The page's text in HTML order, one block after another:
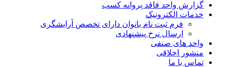
گزارش واحد فاقد پروانه کسب
خدمات الکترونیک
فرم ثبت نام بانوان دارای تخصص آرایشگری
ارسال نرخ پیشنهادی
واحد های صنفی
منشور اخلاقی
تماس با ما